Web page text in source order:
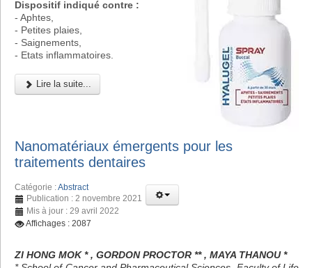
Dispositif indiqué contre :
- Aphtes,
- Petites plaies,
- Saignements,
- Etats inflammatoires.
Lire la suite...
Nanomatériaux émergents pour les
traitements dentaires
Catégorie :Abstract
Publication : 2 novembre 2021
Mis à jour : 29 avril 2022
Affichages : 2087
ZI HONG MOK * , GORDON PROCTOR ** , MAYA THANOU *